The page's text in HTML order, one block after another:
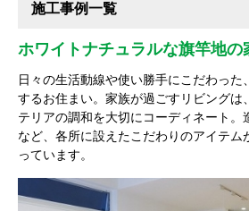
施工事例一覧
ホワイトナチュラルな旗竿地の
日々の生活動線や使い勝手にこだわった
するお住まい。家族が過ごすリビングは
テリアの調和を大切にコーディネート。
など、各所に設えたこだわりのアイテム
っています。